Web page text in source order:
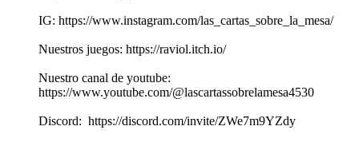
IG: https://www.instagram.com/las_cartas_sobre_la_mesa/
Nuestros juegos: ⁠⁠⁠https://raviol.itch.io/⁠⁠⁠
Nuestro canal de youtube:
⁠⁠⁠https://www.youtube.com/@lascartassobrelamesa4530⁠⁠⁠
Discord: ⁠⁠⁠https://discord.com/invite/ZWe7m9YZdy⁠⁠⁠